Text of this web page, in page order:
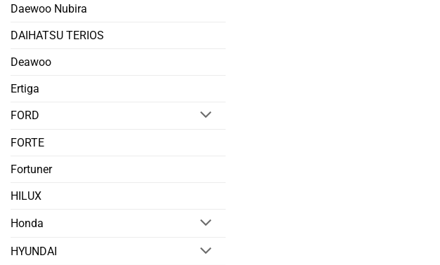
Daewoo Nubira
DAIHATSU TERIOS
Deawoo
Ertiga
FORD
FORTE
Fortuner
HILUX
Honda
HYUNDAI